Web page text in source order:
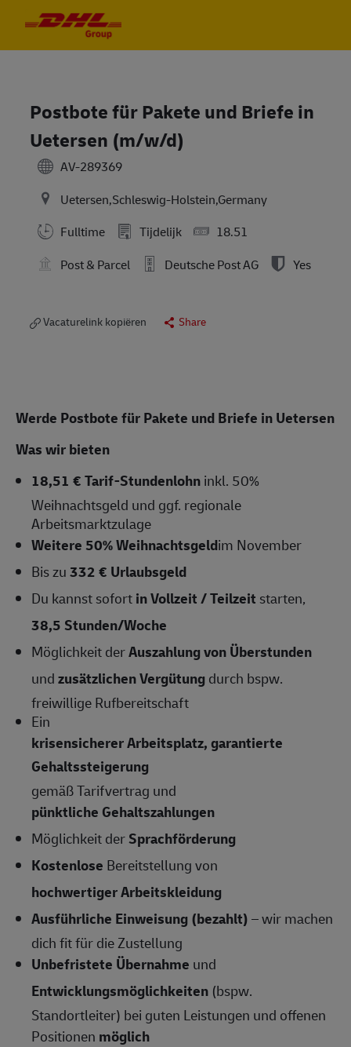
Postbote für Pakete und Briefe in
Uetersen (m/w/d)
AV-289369
Uetersen,Schleswig-Holstein,Germany
Fulltime
Tijdelijk
18.51
Post & Parcel
Deutsche Post AG Yes
Vacaturelink kopiëren Share
Werde Postbote für Pakete und Briefe in Uetersen
Was wir bieten
18,51 € Tarif-Stundenlohninkl. 50%
Weihnachtsgeld und ggf. regionale
Arbeitsmarktzulage
Weitere 50% Weihnachtsgeldim November
Bis zu332 € Urlaubsgeld
Du kannst sofortin Vollzeit / Teilzeit starten,
38,5 Stunden/Woche
Möglichkeit derAuszahlung von Überstunden
undzusätzlichen Vergütungdurch bspw.
freiwillige Rufbereitschaft
Ein
krisensicherer Arbeitsplatz, garantierte
Gehaltssteigerung
gemäß Tarifvertrag und
pünktliche Gehaltszahlungen
Möglichkeit derSprachförderung
Kostenlose Bereitstellung von
hochwertiger Arbeitskleidung
Ausführliche Einweisung (bezahlt)– wir machen
dich fit für die Zustellung
Unbefristete Übernahme und
Entwicklungsmöglichkeiten (bspw.
Standortleiter) bei guten Leistungen und offenen
Positionen möglich